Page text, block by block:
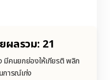
ผลรวม: 21
มีคนยกย่องให้เกียรติ พลิก
ารณ์เก่ง